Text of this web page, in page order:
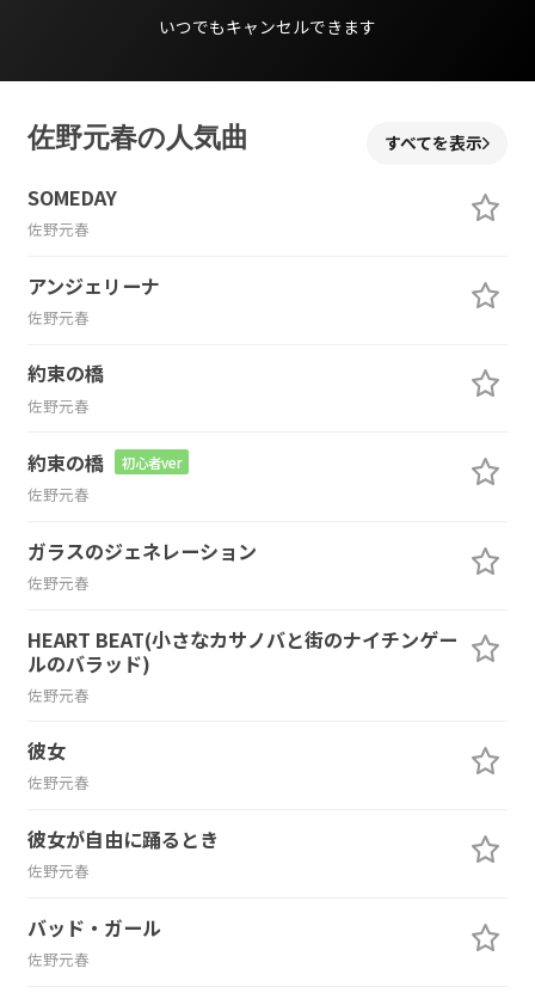
いつでもキャンセルできます
佐野元春の人気曲 すべてを表示
SOMEDAY
佐野元春
アンジェリーナ
佐野元春
約束の橋
佐野元春
約束の橋 初心者ver
佐野元春
ガラスのジェネレーション
佐野元春
HEART BEAT(小さなカサノバと街のナイチンゲー
ルのバラッド)
佐野元春
彼女
佐野元春
彼女が自由に踊るとき
佐野元春
バッド・ガール
佐野元春